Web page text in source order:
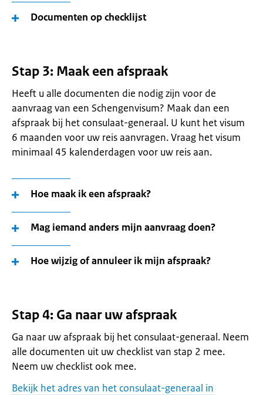
Documenten op checklijst
Stap 3: Maak een afspraak
Heeft u alle documenten die nodig zijn voor de
aanvraag van een Schengenvisum? Maak dan een
afspraak bij het consulaat-generaal. U kunt het visum
6 maanden voor uw reis aanvragen. Vraag het visum
minimaal 45 kalenderdagen voor uw reis aan.
Hoe maak ik een afspraak?
Mag iemand anders mijn aanvraag doen?
Hoe wijzig of annuleer ik mijn afspraak?
Stap 4: Ga naar uw afspraak
Ga naar uw afspraak bij het consulaat-generaal. Neem
alle documenten uit uw checklist van stap 2 mee.
Neem uw checklist ook mee.
Bekijk het adres van het consulaat-generaal in